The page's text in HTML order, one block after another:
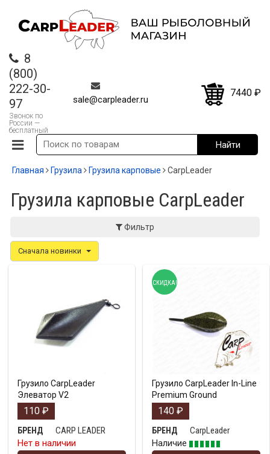
8
(800)
222-30-
97
Звонок по
России —
бесплатный
sale@carpleader.ru
7440 ₽
Главная Грузила Грузила карповые CarpLeader
Грузила карповые CarpLeader
Фильтр
Сначала новинки
Грузило CarpLeader
Элеватор V2
110 ₽
БРЕНД
CARP LEADER
Нет в наличии
Грузило CarpLeader In-Line
Premium Ground
140 ₽
БРЕНД
CarpLeader
Наличие
СКИДКА!